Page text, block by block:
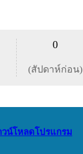
0
(สัปดาห์ก่อน)
วน์โหลดโปรแกรม